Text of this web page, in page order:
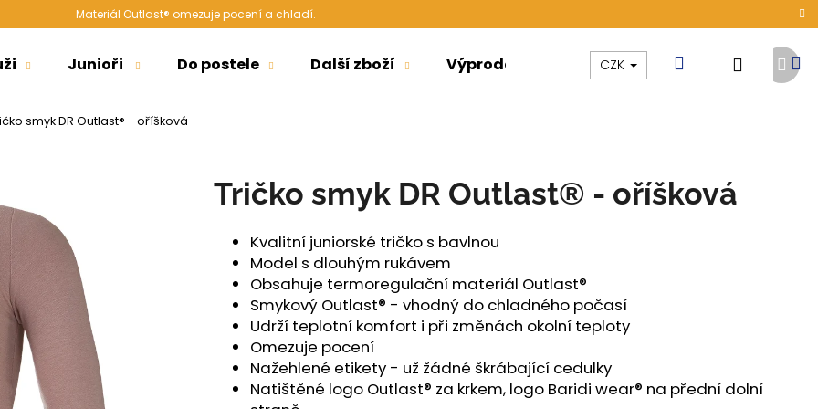
Materiál Outlast® omezuje pocení a chladí.
Junioři Do postele Další zboží Výprodej Kolekce Akce
CZK Hledat
smyk DR Outlast® - oříšková
Tričko smyk DR Outlast® - oříšková
Kvalitní juniorské tričko s bavlnou
Model s dlouhým rukávem
Obsahuje termoregulační materiál Outlast®
Smykový Outlast® - vhodný do chladného počasí
Udrží teplotní komfort i při změnách okolní teploty
Omezuje pocení
Nažehlené etikety - už žádné škrábající cedulky
Natištěné logo Outlast® za krkem, logo Baridi wear® na přední dolní
Další
Doporučujeme
ŠORTKY HIGH LONG DÁMSKÉ TENKÉ ŠORTKY HIGH DÁMSKÉ TENKÉ OUTLAST®